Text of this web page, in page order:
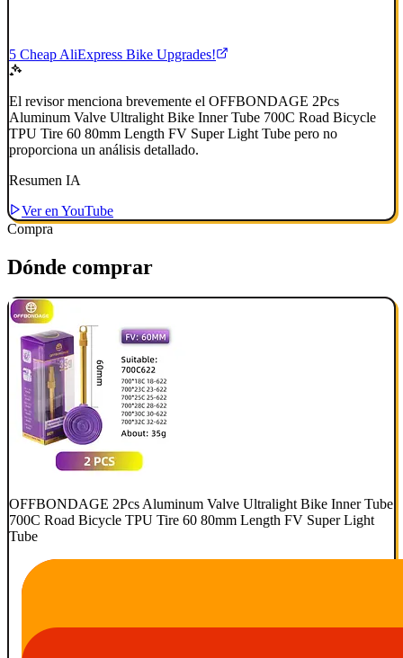
5 Cheap AliExpress Bike Upgrades!
El revisor menciona brevemente el OFFBONDAGE 2Pcs
Aluminum Valve Ultralight Bike Inner Tube 700C Road Bicycle
TPU Tire 60 80mm Length FV Super Light Tube pero no
proporciona un análisis detallado.
Resumen IA
Ver en YouTube
Compra
Dónde comprar
OFFBONDAGE 2Pcs Aluminum Valve Ultralight Bike Inner Tube
700C Road Bicycle TPU Tire 60 80mm Length FV Super Light
Tube